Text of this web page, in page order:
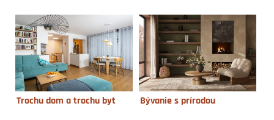
Trochu dom a trochu byt Bývanie s prírodou